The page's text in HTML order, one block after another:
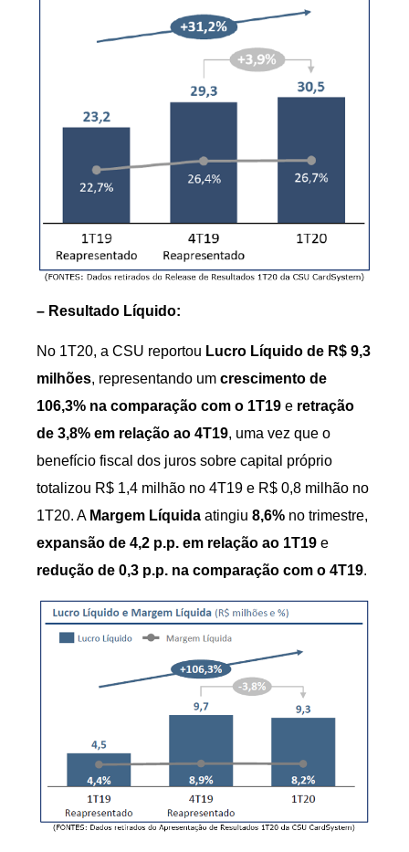
– Resultado Líquido:
No 1T20, a CSU reportou Lucro Líquido de R$ 9,3
milhões, representando um crescimento de
106,3% na comparação com o 1T19 e retração
de 3,8% em relação ao 4T19, uma vez que o
benefício fiscal dos juros sobre capital próprio
totalizou R$ 1,4 milhão no 4T19 e R$ 0,8 milhão no
1T20. A Margem Líquida atingiu 8,6% no trimestre,
expansão de 4,2 p.p. em relação ao 1T19 e
redução de 0,3 p.p. na comparação com o 4T19.